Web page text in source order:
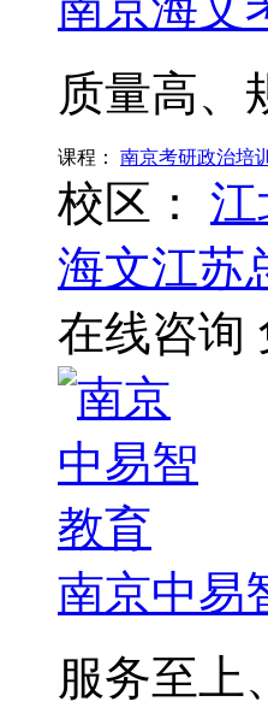
质量高、
课程： 南京考研政治培
校区：
江
海文江苏
在线咨询
南京中易
服务至上